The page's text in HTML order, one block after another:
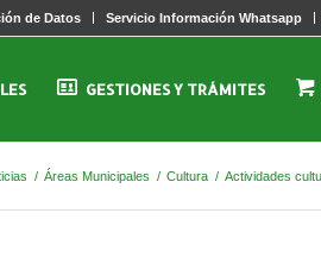
de Datos Servicio Información Whatsapp
GESTIONES Y TRÁMITES
/ Áreas Municipales / Cultura / Actividades